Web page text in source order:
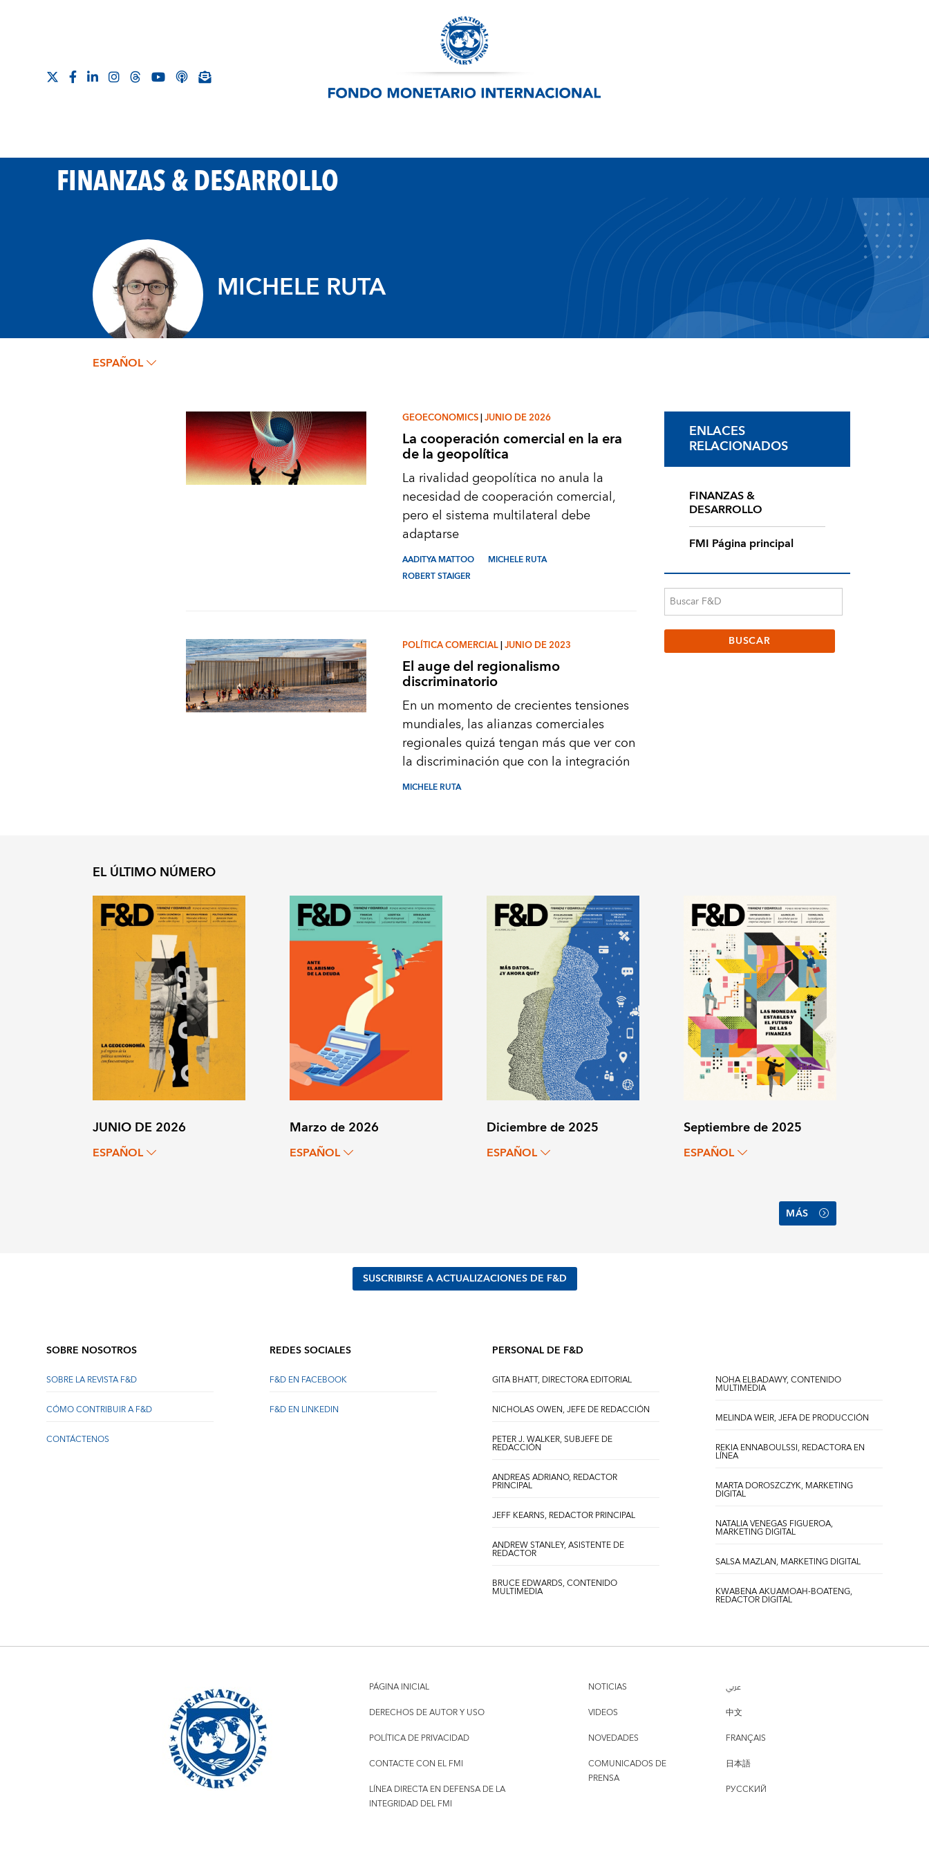
FINANZAS & DESARROLLO
MICHELE RUTA
ESPAÑOL
GEOECONOMICS|JUNIO DE 2026
La cooperación comercial en la era
de la geopolítica
La rivalidad geopolítica no anula la
necesidad de cooperación comercial,
pero el sistema multilateral debe
adaptarse
AADITYA MATTOO
MICHELE RUTA
ROBERT STAIGER
POLÍTICA COMERCIAL|JUNIO DE 2023
El auge del regionalismo
discriminatorio
En un momento de crecientes tensiones
mundiales, las alianzas comerciales
regionales quizá tengan más que ver con
la discriminación que con la integración
MICHELE RUTA
ENLACES
RELACIONADOS
FINANZAS &
DESARROLLO
FMI Página principal
EL ÚLTIMO NÚMERO
JUNIO DE 2026
ESPAÑOL
Marzo de 2026
ESPAÑOL
Diciembre de 2025
ESPAÑOL
Septiembre de 2025
ESPAÑOL
MÁS
SUSCRIBIRSE A ACTUALIZACIONES DE F&D
SOBRE NOSOTROS
SOBRE LA REVISTA F&D
CÓMO CONTRIBUIR A F&D
CONTÁCTENOS
REDES SOCIALES
F&D EN FACEBOOK
F&D EN LINKEDIN
PERSONAL DE F&D
GITA BHATT, DIRECTORA EDITORIAL
NICHOLAS OWEN, JEFE DE REDACCIÓN
PETER J. WALKER, SUBJEFE DE
REDACCIÓN
ANDREAS ADRIANO, REDACTOR
PRINCIPAL
JEFF KEARNS, REDACTOR PRINCIPAL
ANDREW STANLEY, ASISTENTE DE
REDACTOR
BRUCE EDWARDS, CONTENIDO
MULTIMEDIA
NOHA ELBADAWY, CONTENIDO
MULTIMEDIA
MELINDA WEIR, JEFA DE PRODUCCIÓN
REKIA ENNABOULSSI, REDACTORA EN
LÍNEA
MARTA DOROSZCZYK, MARKETING
DIGITAL
NATALIA VENEGAS FIGUEROA,
MARKETING DIGITAL
SALSA MAZLAN, MARKETING DIGITAL
KWABENA AKUAMOAH-BOATENG,
REDACTOR DIGITAL
PÁGINA INICIAL
DERECHOS DE AUTOR Y USO
POLÍTICA DE PRIVACIDAD
CONTACTE CON EL FMI
LÍNEA DIRECTA EN DEFENSA DE LA
INTEGRIDAD DEL FMI
NOTICIAS
VIDEOS
NOVEDADES
COMUNICADOS DE
PRENSA
عربي
中文
FRANÇAIS
日本語
РУССКИЙ